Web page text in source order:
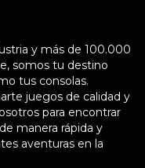
y más de 100.000
somos tu destino
tus consolas.
juegos de calidad y
para encontrar
manera rápida y
aventuras en la